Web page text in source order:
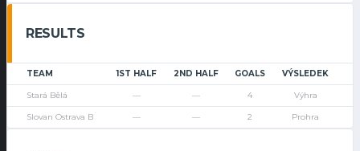
RESULTS
TEAM 1ST HALF 2ND HALF GOALS VÝSLEDEK
Stará Bělá — — 4 Výhra
Slovan Ostrava B — — 2 Prohra